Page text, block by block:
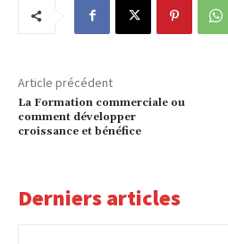
Article précédent
La Formation commerciale ou
comment développer
croissance et bénéfice
Derniers articles